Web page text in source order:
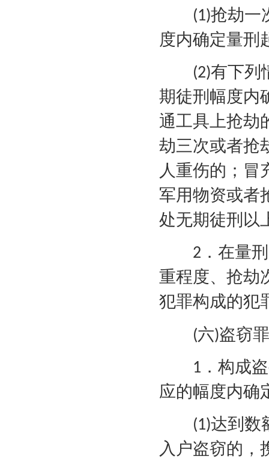
(1)抢劫一
度内确定量刑
(2)有下列
期徒刑幅度内
通工具上抢劫
劫三次或者抢
人重伤的；冒
军用物资或者
处无期徒刑以
2 ．在量
重程度、抢劫
犯罪构成的犯
(六)盗窃罪
1 ．构成
应的幅度内确
(1)达到数
入户盗窃的，